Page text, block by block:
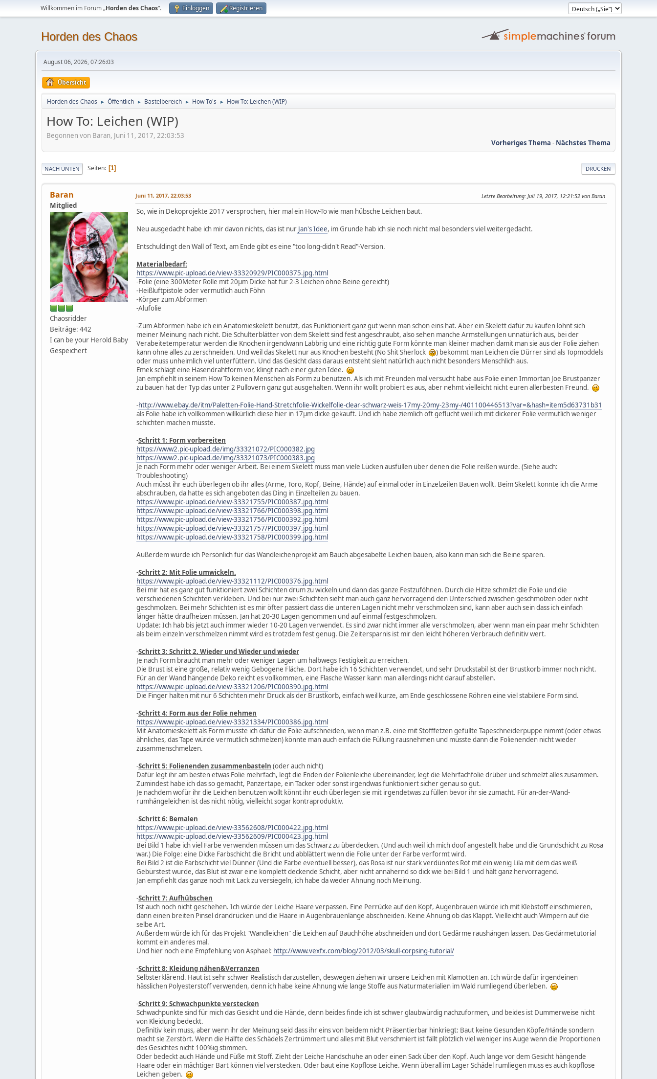
Willkommen im Forum „Horden des Chaos“. Einloggen Registrieren
Horden des Chaos
August 06, 2026, 07:26:03
Übersicht
Horden des Chaos ► Öffentlich ► Bastelbereich ► How To's ► How To: Leichen (WIP)
How To: Leichen (WIP)
Begonnen von Baran, Juni 11, 2017, 22:03:53
Vorheriges Thema - Nächstes Thema
DRUCKEN
NACH UNTEN Seiten 1
Baran
Mitglied
Chaosridder
Beiträge: 442
I can be your Herold Baby
Gespeichert
Juni 11, 2017, 22:03:53 Letzte Bearbeitung: Juli 19, 2017, 12:21:52 von Baran
So, wie in Dekoprojekte 2017 versprochen, hier mal ein How-To wie man hübsche Leichen baut.
Neu ausgedacht habe ich mir davon nichts, das ist nur Jan's Idee, im Grunde hab ich sie noch nicht mal besonders viel weitergedacht.
Entschuldingt den Wall of Text, am Ende gibt es eine "too long-didn't Read"-Version.
Materialbedarf:
https://www.pic-upload.de/view-33320929/PIC000375.jpg.html
-Folie (eine 300Meter Rolle mit 20µm Dicke hat für 2-3 Leichen ohne Beine gereicht)
-Heißluftpistole oder vermutlich auch Föhn
-Körper zum Abformen
-Alufolie
-Zum Abformen habe ich ein Anatomieskelett benutzt, das Funktioniert ganz gut wenn man schon eins hat. Aber ein Skelett dafür zu kaufen lohnt sich
meiner Meinung nach nicht. Die Schulterblätter von dem Skelett sind fest angeschraubt, also sehen manche Armstellungen unnatürlich aus, bei der
Verabeitetemperatur werden die Knochen irgendwann Labbrig und eine richtig gute Form könnte man kleiner machen damit man sie aus der Folie ziehen
kann ohne alles zu zerschneiden. Und weil das Skelett nur aus Knochen besteht (No Shit Sherlock
) bekommt man Leichen die Dürrer sind als Topmoddels
oder muss unheimlich viel unterfüttern. Und das Gesicht dass daraus entsteht sieht natürlich auch nicht besonders Menschlich aus.
Emek schlägt eine Hasendrahtform vor, klingt nach einer guten Idee.
Jan empfiehlt in seinem How To keinen Menschen als Form zu benutzen. Als ich mit Freunden mal versucht habe aus Folie einen Immortan Joe Brustpanzer
zu bauen hat der Typ das unter 2 Pullovern ganz gut ausgehalten. Wenn ihr wollt probiert es aus, aber nehmt vielleicht nicht euren allerbesten Freund.
-http://www.ebay.de/itm/Paletten-Folie-Hand-Stretchfolie-Wickelfolie-clear-schwarz-weis-17my-20my-23my-/401100446513?var=&hash=item5d63731b31
als Folie habe ich vollkommen willkürlich diese hier in 17µm dicke gekauft. Und ich habe ziemlich oft geflucht weil ich mit dickerer Folie vermutlich weniger
schichten machen müsste.
-Schritt 1: Form vorbereiten
https://www2.pic-upload.de/img/33321072/PIC000382.jpg
https://www2.pic-upload.de/img/33321073/PIC000383.jpg
Je nach Form mehr oder weniger Arbeit. Bei einem Skelett muss man viele Lücken ausfüllen über denen die Folie reißen würde. (Siehe auch:
Troubleshooting)
Auch müsst ihr euch überlegen ob ihr alles (Arme, Toro, Kopf, Beine, Hände) auf einmal oder in Einzelzeilen Bauen wollt. Beim Skelett konnte ich die Arme
abschrauben, da hatte es sich angeboten das Ding in Einzelteilen zu bauen.
https://www.pic-upload.de/view-33321755/PIC000387.jpg.html
https://www.pic-upload.de/view-33321766/PIC000398.jpg.html
https://www.pic-upload.de/view-33321756/PIC000392.jpg.html
https://www.pic-upload.de/view-33321757/PIC000397.jpg.html
https://www.pic-upload.de/view-33321758/PIC000399.jpg.html
Außerdem würde ich Persönlich für das Wandleichenprojekt am Bauch abgesäbelte Leichen bauen, also kann man sich die Beine sparen.
-Schritt 2: Mit Folie umwickeln.
https://www.pic-upload.de/view-33321112/PIC000376.jpg.html
Bei mir hat es ganz gut funktioniert zwei Schichten drum zu wickeln und dann das ganze Festzuföhnen. Durch die Hitze schmilzt die Folie und die
verschiedenen Schichten verkleben. Und bei nur zwei Schichten sieht man auch ganz hervorragend den Unterschied zwischen geschmolzen oder nicht
geschmolzen. Bei mehr Schichten ist es mir öfter passiert dass die unteren Lagen nicht mehr verschmolzen sind, kann aber auch sein dass ich einfach
länger hätte draufheizen müssen. Jan hat 20-30 Lagen genommen und auf einmal festgeschmolzen.
Update: Ich hab bis jetzt auch immer wieder 10-20 Lagen verwendet. Es sind zwar nicht immer alle verschmolzen, aber wenn man ein paar mehr Schichten
als beim einzeln verschmelzen nimmt wird es trotzdem fest genug. Die Zeitersparnis ist mir den leicht höheren Verbrauch definitiv wert.
-Schritt 3: Schritt 2. Wieder und Wieder und wieder
Je nach Form braucht man mehr oder weniger Lagen um halbwegs Festigkeit zu erreichen.
Die Brust ist eine große, relativ wenig Gebogene Fläche. Dort habe ich 16 Schichten verwendet, und sehr Druckstabil ist der Brustkorb immer noch nicht.
Für an der Wand hängende Deko reicht es vollkommen, eine Flasche Wasser kann man allerdings nicht darauf abstellen.
https://www.pic-upload.de/view-33321206/PIC000390.jpg.html
Die Finger halten mit nur 6 Schichten mehr Druck als der Brustkorb, einfach weil kurze, am Ende geschlossene Röhren eine viel stabilere Form sind.
-Schritt 4: Form aus der Folie nehmen
https://www.pic-upload.de/view-33321334/PIC000386.jpg.html
Mit Anatomieskelett als Form musste ich dafür die Folie aufschneiden, wenn man z.B. eine mit Stofffetzen gefüllte Tapeschneiderpuppe nimmt (oder etwas
ähnliches, das Tape würde vermutlich schmelzen) könnte man auch einfach die Füllung rausnehmen und müsste dann die Folienenden nicht wieder
zusammenschmelzen.
-Schritt 5: Folienenden zusammenbasteln (oder auch nicht)
Dafür legt ihr am besten etwas Folie mehrfach, legt die Enden der Folienleiche übereinander, legt die Mehrfachfolie drüber und schmelzt alles zusammen.
Zumindest habe ich das so gemacht, Panzertape, ein Tacker oder sonst irgendwas funktioniert sicher genau so gut.
Je nachdem wofür ihr die Leichen benutzen wollt könnt ihr euch überlegen sie mit irgendetwas zu füllen bevor ihr sie zumacht. Für an-der-Wand-
rumhängeleichen ist das nicht nötig, vielleicht sogar kontraproduktiv.
-Schritt 6: Bemalen
https://www.pic-upload.de/view-33562608/PIC000422.jpg.html
https://www.pic-upload.de/view-33562609/PIC000423.jpg.html
Bei Bild 1 habe ich viel Farbe verwenden müssen um das Schwarz zu überdecken. (Und auch weil ich mich doof angestellt habe und die Grundschicht zu Rosa
war.) Die Folge: eine Dicke Farbschicht die Bricht und abblättert wenn die Folie unter der Farbe verformt wird.
Bei Bild 2 ist die Farbschicht viel Dünner (Und die Farbe eventuell besser), das Rosa ist nur stark verdünntes Rot mit ein wenig Lila mit dem das weiß
Gebürstest wurde, das Blut ist zwar eine komplett deckende Schicht, aber nicht annähernd so dick wie bei Bild 1 und hält ganz hervorragend.
Jan empfiehlt das ganze noch mit Lack zu versiegeln, ich habe da weder Ahnung noch Meinung.
-Schritt 7: Aufhübschen
Ist auch noch nicht geschehen. Ich würde der Leiche Haare verpassen. Eine Perrücke auf den Kopf, Augenbrauen würde ich mit Klebstoff einschmieren,
dann einen breiten Pinsel drandrücken und die Haare in Augenbrauenlänge abschneiden. Keine Ahnung ob das Klappt. Vielleicht auch Wimpern auf die
selbe Art.
Außerdem würde ich für das Projekt "Wandleichen" die Leichen auf Bauchhöhe abschneiden und dort Gedärme raushängen lassen. Das Gedärmetutorial
kommt ein anderes mal.
Und hier noch eine Empfehlung von Asphael: http://www.vexfx.com/blog/2012/03/skull-corpsing-tutorial/
-Schritt 8: Kleidung nähen&Verranzen
Selbsterklärend. Haut ist sehr schwer Realistisch darzustellen, deswegen ziehen wir unsere Leichen mit Klamotten an. Ich würde dafür irgendeinen
hässlichen Polyesterstoff verwenden, denn ich habe keine Ahnung wie lange Stoffe aus Naturmaterialien im Wald rumliegend überleben.
-Schritt 9: Schwachpunkte verstecken
Schwachpunkte sind für mich das Gesicht und die Hände, denn beides finde ich ist schwer glaubwürdig nachzuformen, und beides ist Dummerweise nicht
von Kleidung bedeckt.
Definitiv kein muss, aber wenn ihr der Meinung seid dass ihr eins von beidem nicht Präsentierbar hinkriegt: Baut keine Gesunden Köpfe/Hände sondern
macht sie Zerstört. Wenn die Hälfte des Schädels Zertrümmert und alles mit Blut verschmiert ist fällt plötzlich viel weniger ins Auge wenn die Proportionen
des Gesichtes nicht 100%ig stimmen.
Oder bedeckt auch Hände und Füße mit Stoff. Zieht der Leiche Handschuhe an oder einen Sack über den Kopf. Auch lange vor dem Gesicht hängende
Haare oder ein mächtiger Bart können viel verstecken. Oder baut eine Kopflose Leiche. Wenn überall im Lager Schädel rumliegen muss es auch kopflose
Leichen geben.